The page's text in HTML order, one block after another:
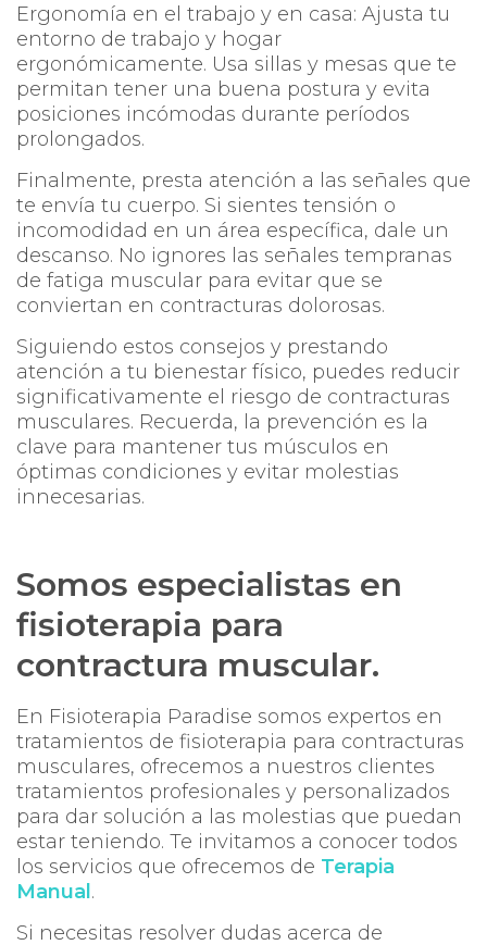
Ergonomía en el trabajo y en casa: Ajusta tu
entorno de trabajo y hogar
ergonómicamente. Usa sillas y mesas que te
permitan tener una buena postura y evita
posiciones incómodas durante períodos
prolongados.
Finalmente, presta atención a las señales que
te envía tu cuerpo. Si sientes tensión o
incomodidad en un área específica, dale un
descanso. No ignores las señales tempranas
de fatiga muscular para evitar que se
conviertan en contracturas dolorosas.
Siguiendo estos consejos y prestando
atención a tu bienestar físico, puedes reducir
significativamente el riesgo de contracturas
musculares. Recuerda, la prevención es la
clave para mantener tus músculos en
óptimas condiciones y evitar molestias
innecesarias.
Somos especialistas en
fisioterapia para
contractura muscular.
En Fisioterapia Paradise somos expertos en
tratamientos de fisioterapia para contracturas
musculares, ofrecemos a nuestros clientes
tratamientos profesionales y personalizados
para dar solución a las molestias que puedan
estar teniendo. Te invitamos a conocer todos
los servicios que ofrecemos de Terapia
Manual.
Si necesitas resolver dudas acerca de